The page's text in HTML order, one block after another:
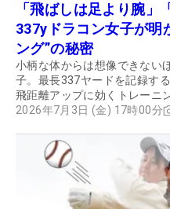
「飛ばしは足より腕」
337yドラコン女子が明
ング”の秘密
小柄な体からは想像できない
子。最長337ヤードを記録す
飛距離アップに効くトレーニ
2026年7月3日 (金) 17時00分